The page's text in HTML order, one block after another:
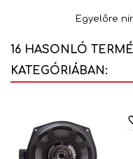
Egyelőre
16 HASONLÓ
KATEGÓRIÁBAN: